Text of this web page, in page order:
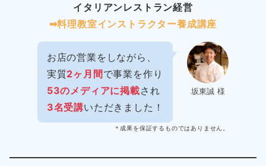
イタリアンレストラン経営
➡︎料理教室インストラクター養成講座
坂東誠 様
お店の営業をしながら、
実質2ヶ月間で事業を作り
53のメディアに掲載され
3名受講いただきました！
＊成果を保証するものではありません。